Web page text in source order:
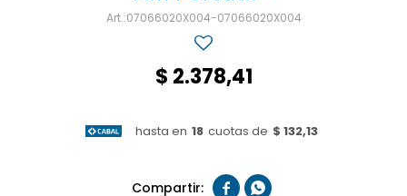
07066020X004-07066020X004
$ 2.378,41
hasta en 18 cuotas de $ 132,13
 